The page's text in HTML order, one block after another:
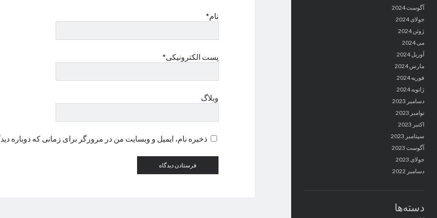
آگوست 2024
جولای 2024
ژوئن 2024
می 2024
آوریل 2024
مارس 2024
فوریه 2024
ژانویه 2024
دسامبر 2023
نوامبر 2023
اکتبر 2023
سپتامبر 2023
آگوست 2023
جولای 2023
دسامبر 2022
دسته‌ها
نام*
پست الکترونیکی*
وبلاگ
ذخیره نام، ایمیل و وبسایت من در مرورگر برای زمانی که دوباره